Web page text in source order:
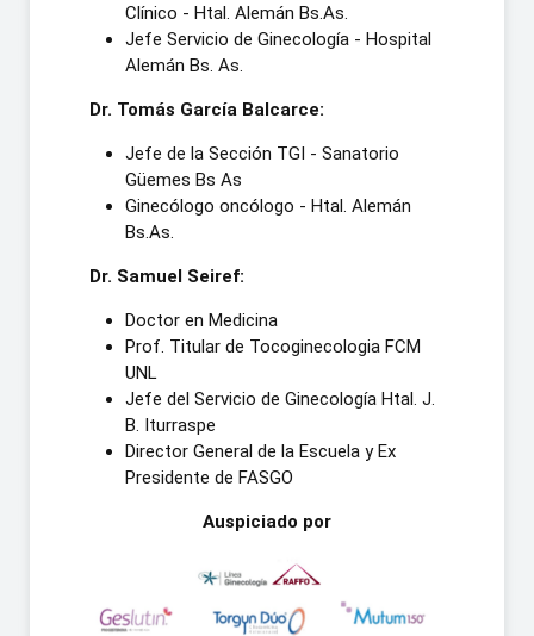
Clínico - Htal. Alemán Bs.As.
Jefe Servicio de Ginecología - Hospital
Alemán Bs. As.
Dr. Tomás García Balcarce:
Jefe de la Sección TGI - Sanatorio
Güemes Bs As
Ginecólogo oncólogo - Htal. Alemán
Bs.As.
Dr. Samuel Seiref:
Doctor en Medicina
Prof. Titular de Tocoginecologia FCM
UNL
Jefe del Servicio de Ginecología Htal. J.
B. Iturraspe
Director General de la Escuela y Ex
Presidente de FASGO
Auspiciado por